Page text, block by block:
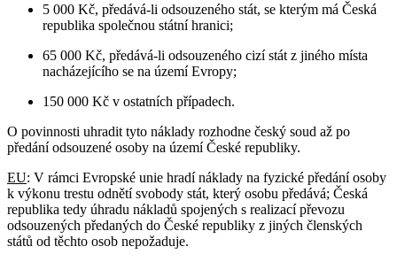
5 000 Kč, předává-li odsouzeného stát, se kterým má Česká
republika společnou státní hranici;
65 000 Kč, předává-li odsouzeného cizí stát z jiného místa
nacházejícího se na území Evropy;
150 000 Kč v ostatních případech.
O povinnosti uhradit tyto náklady rozhodne český soud až po
předání odsouzené osoby na území České republiky.
EU: V rámci Evropské unie hradí náklady na fyzické předání osoby
k výkonu trestu odnětí svobody stát, který osobu předává; Česká
republika tedy úhradu nákladů spojených s realizací převozu
odsouzených předaných do České republiky z jiných členských
států od těchto osob nepožaduje.